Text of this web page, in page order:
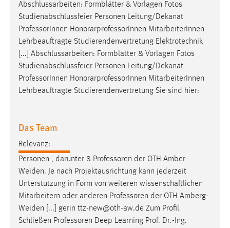
Abschlussarbeiten: Formblätter & Vorlagen Fotos
Studienabschlussfeier Personen Leitung/Dekanat
ProfessorInnen HonorarprofessorInnen MitarbeiterInnen
Lehrbeauftragte Studierendenvertretung Elektrotechnik
[...] Abschlussarbeiten: Formblätter & Vorlagen Fotos
Studienabschlussfeier Personen Leitung/Dekanat
ProfessorInnen HonorarprofessorInnen MitarbeiterInnen
Lehrbeauftragte Studierendenvertretung Sie sind hier:
Das Team
Relevanz:
Personen , darunter 8 Professoren der OTH Amber-
Weiden. Je nach Projektausrichtung kann jederzeit
Unterstützung in Form von weiteren wissenschaftlichen
Mitarbeitern oder anderen Professoren der OTH Amberg-
Weiden [...] gerin ttz-new@oth-aw.de Zum Profil
Schließen Professoren Deep Learning Prof. Dr.-Ing.